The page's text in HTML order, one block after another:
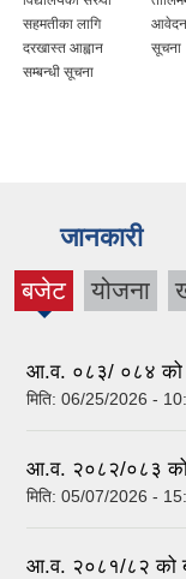
सहमतीका लागि
दरखास्त आह्वान
सम्बन्धी सूचना
आवेदन
सूचना
जानकारी
बजेट
(active
योजना
आ.व. ०८३/ ०८४ को
मिति: 06/25/2026 -
आ.व. २०८२/०८३ को
मिति: 05/07/2026 -
आ.व. २०८१/८२ को